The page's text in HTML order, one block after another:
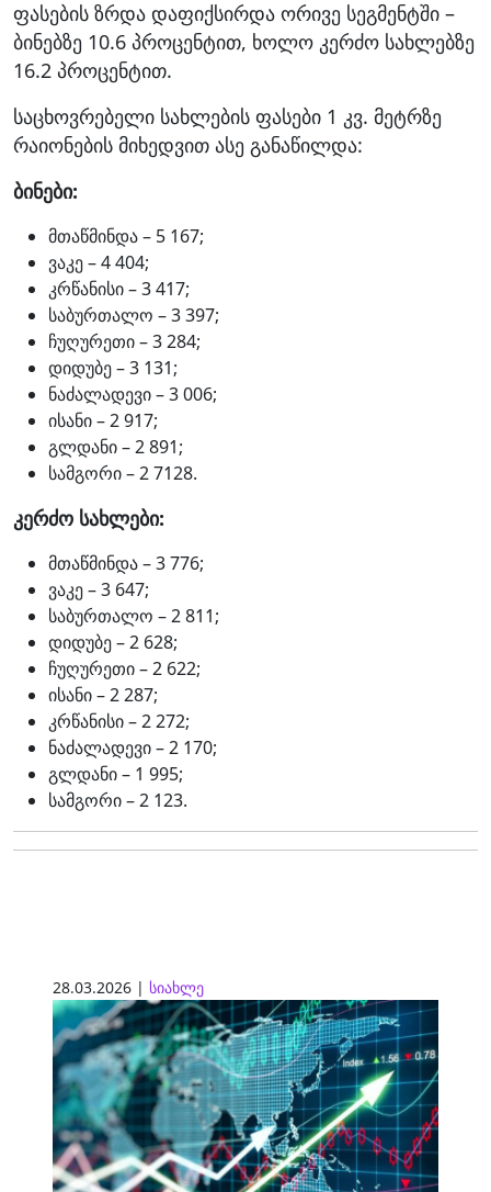
ფასების ზრდა დაფიქსირდა ორივე სეგმენტში –
ბინებზე 10.6 პროცენტით, ხოლო კერძო სახლებზე
16.2 პროცენტით.
საცხოვრებელი სახლების ფასები 1 კვ. მეტრზე
რაიონების მიხედვით ასე განაწილდა:
ბინები:
მთაწმინდა – 5 167;
ვაკე – 4 404;
კრწანისი – 3 417;
საბურთალო – 3 397;
ჩუღურეთი – 3 284;
დიდუბე – 3 131;
ნაძალადევი – 3 006;
ისანი – 2 917;
გლდანი – 2 891;
სამგორი – 2 7128.
კერძო სახლები:
მთაწმინდა – 3 776;
ვაკე – 3 647;
საბურთალო – 2 811;
დიდუბე – 2 628;
ჩუღურეთი – 2 622;
ისანი – 2 287;
კრწანისი – 2 272;
ნაძალადევი – 2 170;
გლდანი – 1 995;
სამგორი – 2 123.
28.03.2026 | სიახლე